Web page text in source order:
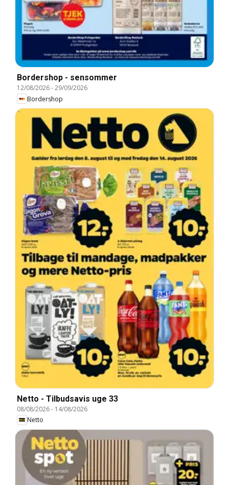
Bordershop - sensommer
12/08/2026-29/09/2026
Bordershop
Netto - Tilbudsavis uge 33
08/08/2026- 14/08/2026
Netto